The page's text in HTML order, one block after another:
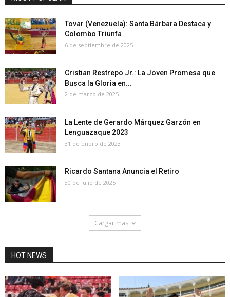
Tovar (Venezuela): Santa Bárbara Destaca y
Colombo Triunfa
6 de septiembre de 2025
Cristian Restrepo Jr.: La Joven Promesa que
Busca la Gloria en...
2 de marzo de 2025
La Lente de Gerardo Márquez Garzón en
Lenguazaque 2023
31 de enero de 2023
Ricardo Santana Anuncia el Retiro
30 de julio de 2025
Cargar mas
HOT NEWS